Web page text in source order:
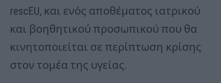
rescEU, και ενός αποθέματος ιατρικού
και βοηθητικού προσωπικού που θα
κινητοποιείται σε περίπτωση κρίσης
στον τομέα της υγείας.